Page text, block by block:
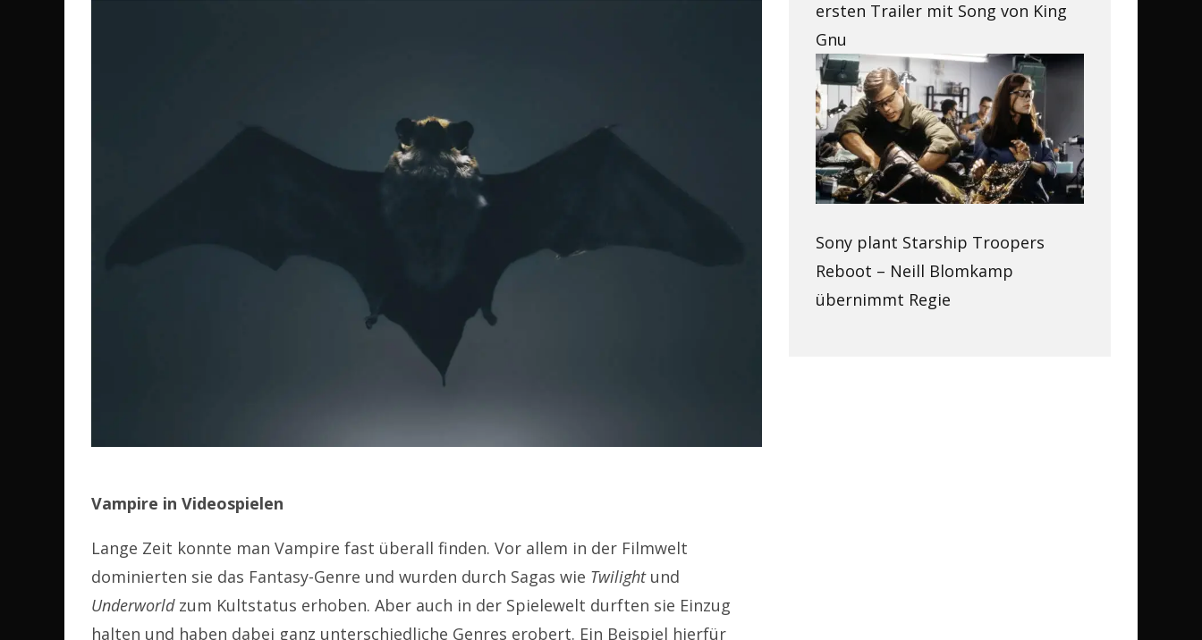
Vampire in Videospielen
Lange Zeit konnte man Vampire fast überall finden. Vor allem in der Filmwelt
dominierten sie das Fantasy-Genre und wurden durch Sagas wie Twilight und
Underworld zum Kultstatus erhoben. Aber auch in der Spielewelt durften sie Einzug
halten und haben dabei ganz unterschiedliche Genres erobert. Ein Beispiel hierfür
ersten Trailer mit Song von King
Gnu
Sony plant Starship Troopers
Reboot – Neill Blomkamp
übernimmt Regie